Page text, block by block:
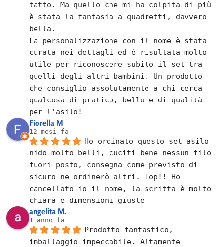
tatto. Ma quello che mi ha colpita di più
è stata la fantasia a quadretti, davvero
bella.
La personalizzazione con il nome è stata
curata nei dettagli ed è risultata molto
utile per riconoscere subito il set tra
quelli degli altri bambini. Un prodotto
che consiglio assolutamente a chi cerca
qualcosa di pratico, bello e di qualità
per l’asilo!
Fiorella M
12 mesi fa
Ho ordinato questo set asilo
nido molto belli, cuciti bene nessun filo
fuori posto, consegna come previsto di
sicuro ne ordinerò altri. Top!! Ho
cancellato io il nome, la scritta è molto
chiara e dimensioni giuste
angelita M.
1 anno fa
Prodotto fantastico,
imballaggio impeccabile. Altamente